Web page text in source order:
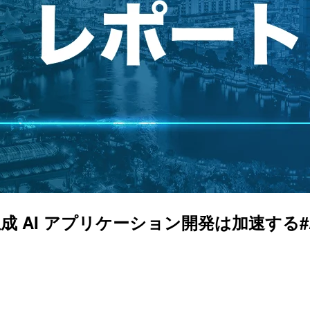
AI アプリケーション開発は加速する